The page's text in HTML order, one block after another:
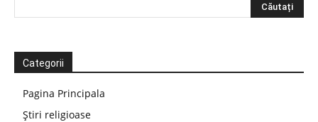
Categorii
Pagina Principala
Știri religioase